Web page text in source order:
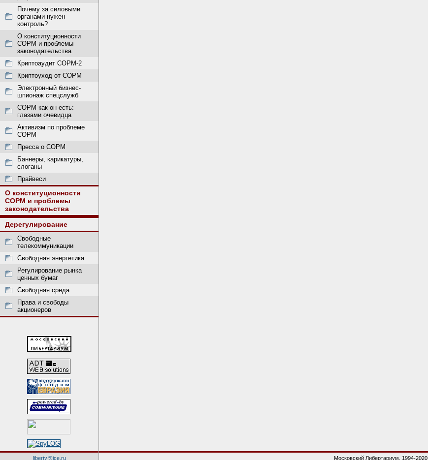
Почему за силовыми
органами нужен
контроль?
О конституционности
СОРМ и проблемы
законодательства
Криптоаудит СОРМ-2
Криптоуход от СОРМ
Электронный бизнес-
шпионаж спецслужб
СОРМ как он есть:
глазами очевидца
Активизм по проблеме
СОРМ
Пресса о СОРМ
Баннеры, карикатуры,
слоганы
Прайвеси
О конституционности
СОРМ и проблемы
законодательства
Дерегулирование
Свободные
телекоммуникации
Свободная энергетика
Регулирование рынка
ценных бумаг
Свободная среда
Права и свободы
акционеров
liberty@ice.ru Московский Либертариум, 1994-2020